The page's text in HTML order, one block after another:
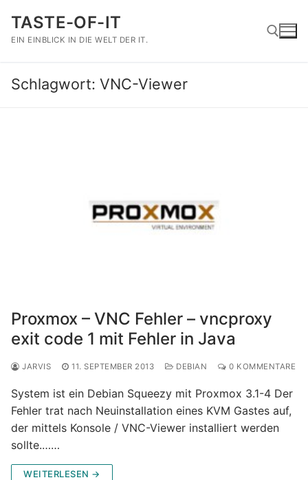
Inhalt
springen
TASTE-OF-IT
EIN EINBLICK IN DIE WELT DER IT.
Suchen nach:
Schlagwort: VNC-Viewer
Proxmox – VNC Fehler – vncproxy
exit code 1 mit Fehler in Java
JARVIS 11. SEPTEMBER 2013 DEBIAN 0 KOMMENTARE
System ist ein Debian Squeezy mit Proxmox 3.1-4 Der
Fehler trat nach Neuinstallation eines KVM Gastes auf,
der mittels Konsole / VNC-Viewer installiert werden
sollte.……
WEITERLESEN →